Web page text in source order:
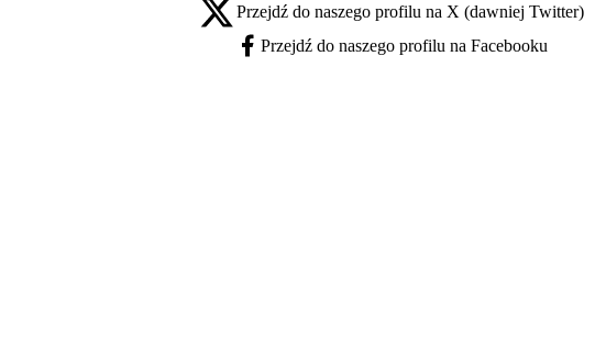
X - otwiera się w nowej karcie
Przejdź do naszego profilu na X (dawniej Twitter)
Facebook - otwiera się w nowej karcie
Przejdź do naszego profilu na Facebooku